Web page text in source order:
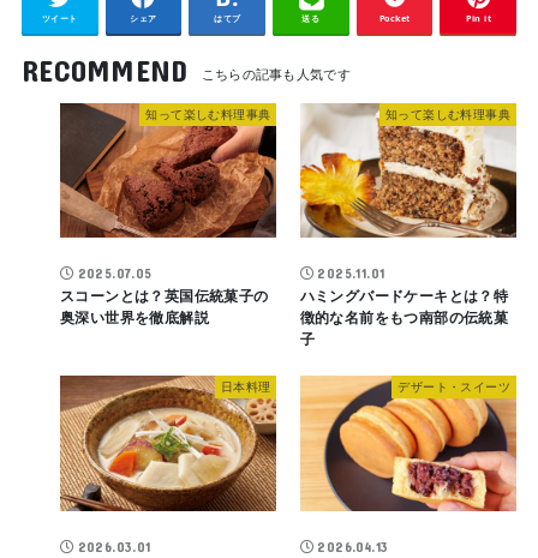
ツイート シェア はてブ 送る Pocket Pin it
RECOMMEND
知って楽しむ料理事典
2025.07.05
スコーンとは？英国伝統菓子の
奥深い世界を徹底解説
知って楽しむ料理事典
2025.11.01
ハミングバードケーキとは？特
徴的な名前をもつ南部の伝統菓
子
日本料理
2026.03.01
デザート・スイーツ
2026.04.13